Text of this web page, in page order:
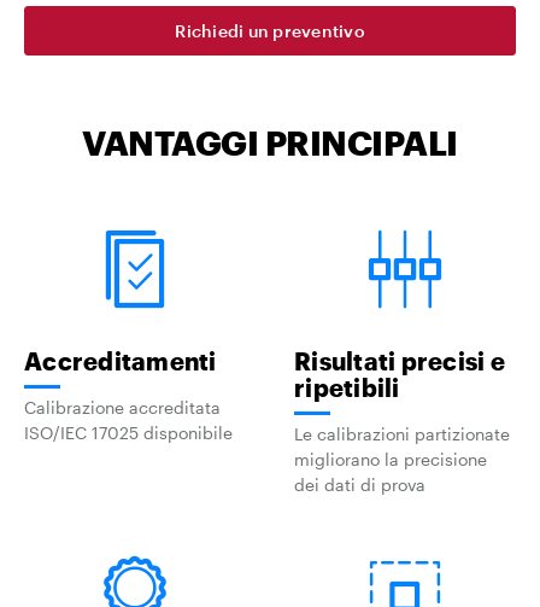
Richiedi un preventivo
VANTAGGI PRINCIPALI
Accreditamenti
Calibrazione accreditata
ISO/IEC 17025 disponibile
Risultati precisi e
ripetibili
Le calibrazioni partizionate
migliorano la precisione
dei dati di prova